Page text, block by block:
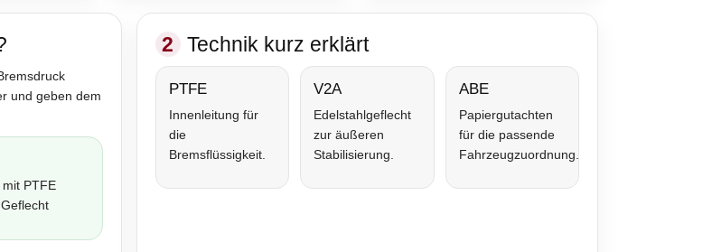
und geben dem
PTFE
2 Technik kurz erklärt
PTFE
Innenleitung für
die
Bremsflüssigkeit.
V2A
Edelstahlgeflecht
zur äußeren
Stabilisierung.
ABE
Papiergutachten
für die passende
Fahrzeugzuordnung.